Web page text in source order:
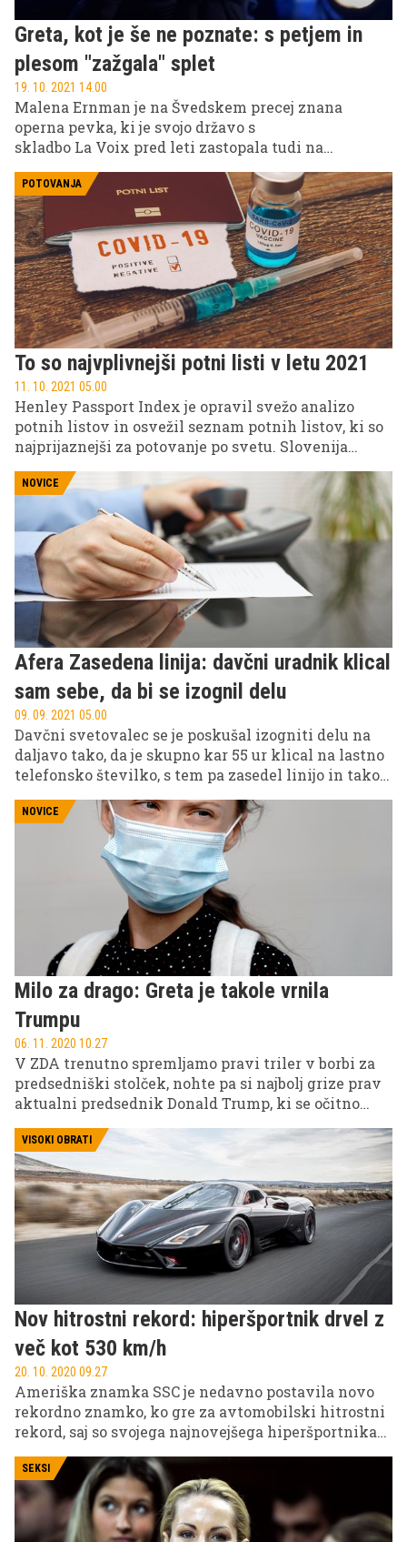
Greta, kot je še ne poznate: s petjem in
plesom "zažgala" splet
19. 10. 2021 14.00
Malena Ernman je na Švedskem precej znana
operna pevka, ki je svojo državo s
skladbo La Voix pred leti zastopala tudi na
njenih stopinjah, a tudi sama rada poje, čeravno
nima posluha kot njena mama. Te dni po spletu
kroži njena izvedba hita iz osemdesetih, ki jo je pred
množico mladih na odru pospremila še z
energičnim plesom. Njeni kritiki so dobili nov
razlog za posmeh in diskreditacijo mlade
aktivistke, ki pa se brani.
POTOVANJA
To so najvplivnejši potni listi v letu 2021
11. 10. 2021 05.00
Henley Passport Index je opravil svežo analizo
potnih listov in osvežil seznam potnih listov, ki so
najprijaznejši za potovanje po svetu. Slovenija
držav potujemo brez vize.
NOVICE
Afera Zasedena linija: davčni uradnik klical
sam sebe, da bi se izognil delu
09. 09. 2021 05.00
Davčni svetovalec se je poskušal izogniti delu na
daljavo tako, da je skupno kar 55 ur klical na lastno
telefonsko številko, s tem pa zasedel linijo in tako
NOVICE
Milo za drago: Greta je takole vrnila
Trumpu
06. 11. 2020 10.27
V ZDA trenutno spremljamo pravi triler v borbi za
predsedniški stolček, nohte pa si najbolj grize prav
aktualni predsednik Donald Trump, ki se očitno
poraz, poskuša na vse načine preprečiti nadaljnje
štetje glasov in ob tem v slogu našega predsednika
vlade besno tvita. Na njegove izbruhe se je odzvala
tudi mlada aktivistka Greta Thunberg, ki je njegovo
jezo izrabila za maščevanja za preteklo žalitev.
VISOKI OBRATI
Nov hitrostni rekord: hiperšportnik drvel z
več kot 530 km/h
20. 10. 2020 09.27
Ameriška znamka SSC je nedavno postavila novo
rekordno znamko, ko gre za avtomobilski hitrostni
rekord, saj so svojega najnovejšega hiperšportnika
SEKSI